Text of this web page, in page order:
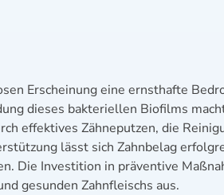
Erscheinung eine ernsthafte
dieses bakteriellen Biofilms
effektives Zähneputzen, die
lässt sich Zahnbelag
Die Investition in präventive
gesunden Zahnfleischs aus.